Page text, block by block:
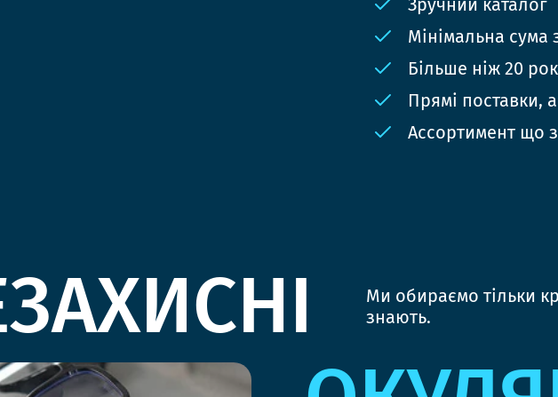
Зручний каталог
Мінімальна сума
Більше ніж 20
Прямі поставки,
Ассортимент що
Ми обираємо тільки
знають.